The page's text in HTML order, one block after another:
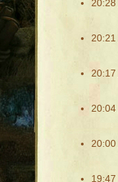
20:28
20:21
20:17
20:04
20:00
19:47